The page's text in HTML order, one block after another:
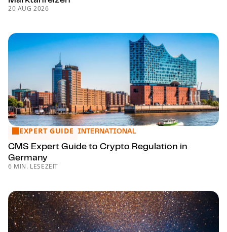
20 AUG 2026
CMS Expert Guide to Crypto Regulation in Germany
EXPERT GUIDE INTERNATIONAL
CMS Expert Guide to Crypto Regulation in
Germany
6 MIN. LESEZEIT